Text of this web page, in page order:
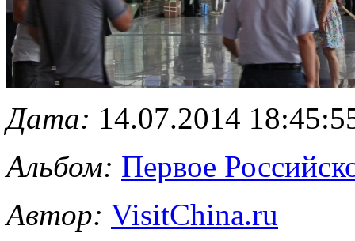
Дата: 14.07.2014
Альбом: Первое
Автор: VisitChina.ru